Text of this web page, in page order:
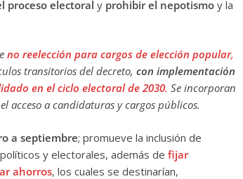
proceso electoral y prohibir el nepotismo y la
no reelección para cargos de elección popular,
transitorios del decreto, con implementación
en el ciclo electoral de 2030. Se incorporan
acceso a candidaturas y cargos públicos.
a septiembre; promueve la inclusión de
y electorales, además de fijar
ahorros, los cuales se destinarían,